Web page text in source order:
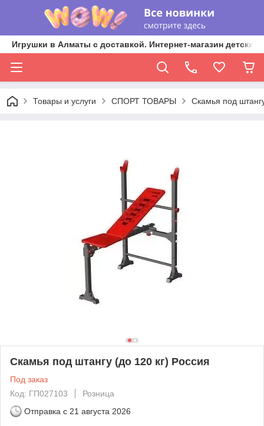
Игрушки в Алматы с доставкой. Интернет-магазин
Товары и услуги СПОРТ ТОВАРЫ Скамья под
Скамья под штангу (до 120 кг) Россия
Под заказ
Код: ГП027103
Розница
Отправка с 21 августа 2026